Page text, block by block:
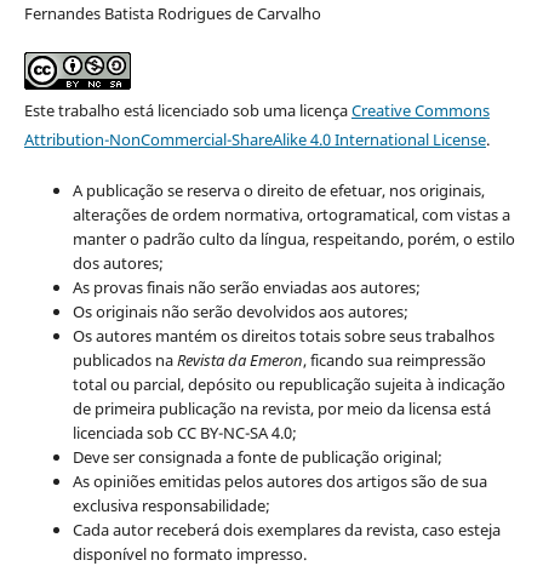
Fernandes Batista Rodrigues de Carvalho
Este trabalho está licenciado sob uma licençaCreative Commons
Attribution-NonCommercial-ShareAlike 4.0 International License.
A publicação se reserva o direito de efetuar, nos originais,
alterações de ordem normativa, ortogramatical, com vistas a
manter o padrão culto da língua, respeitando, porém, o estilo
dos autores;
As provas finais não serão enviadas aos autores;
Os originais não serão devolvidos aos autores;
Os autores mantém os direitos totais sobre seus trabalhos
publicados naRevista da Emeron, ficando sua reimpressão
total ou parcial, depósito ou republicação sujeita à indicação
de primeira publicação na revista, por meio da licensa está
licenciada sob CC BY-NC-SA 4.0;
Deve ser consignada a fonte de publicação original;
As opiniões emitidas pelos autores dos artigos são de sua
exclusiva responsabilidade;
Cada autor receberá dois exemplares da revista, caso esteja
disponível no formato impresso.